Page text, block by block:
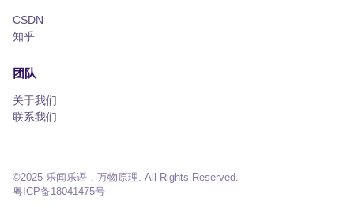
CSDN
知乎
团队
关于我们
联系我们
©2025 乐闻乐语，万物原理. All Rights Reserved.
粤ICP备18041475号